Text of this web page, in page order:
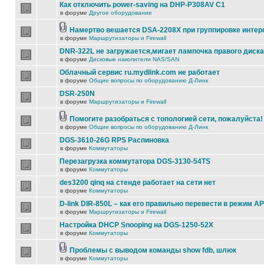
Как отключить power-saving на DHP-P308AV C1
в форуме Другое оборудование
Намертво вешается DSA-2208X при группировке
в форуме Маршрутизаторы и Firewall
DNR-322L не загружается,мигает лампочка правого диска
в форуме Дисковые накопители NAS/SAN
Облачный сервис ru.mydlink.com не работает
в форуме Общие вопросы по оборудованию Д-Линк
DSR-250N
в форуме Маршрутизаторы и Firewall
Помогите разобраться с топологией сети, пожалуйста!
в форуме Общие вопросы по оборудованию Д-Линк
DGS-3610-26G RPS Распиновка
в форуме Коммутаторы
Перезагрузка коммутатора DGS-3130-54TS
в форуме Коммутаторы
des3200 qinq на стенде работает на сети нет
в форуме Коммутаторы
D-link DIR-850L – как его правильно перевести в режим
в форуме Маршрутизаторы и Firewall
Настройка DHCP Snooping на DGS-1250-52X
в форуме Коммутаторы
Проблемы с выводом команды show fdb, шлюк
в форуме Коммутаторы